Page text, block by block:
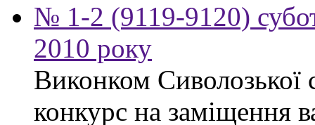
№ 1-2 (9119-9120)
2010 року
Виконком Сиволозької
конкурс на заміщення